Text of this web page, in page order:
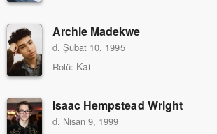
Archie Madekwe
d. Şubat 10, 1995
Rolü: Kai
Isaac Hempstead Wright
d. Nisan 9, 1999